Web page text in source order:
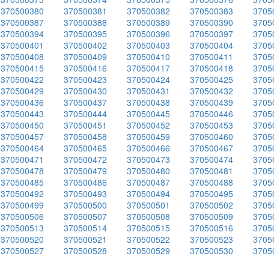
370500380 370500381 370500382 370500383
370500387 370500388 370500389 370500390
370500394 370500395 370500396 370500397
370500401 370500402 370500403 370500404
370500408 370500409 370500410 370500411
370500415 370500416 370500417 370500418
370500422 370500423 370500424 370500425
370500429 370500430 370500431 370500432
370500436 370500437 370500438 370500439
370500443 370500444 370500445 370500446
370500450 370500451 370500452 370500453
370500457 370500458 370500459 370500460
370500464 370500465 370500466 370500467
370500471 370500472 370500473 370500474
370500478 370500479 370500480 370500481
370500485 370500486 370500487 370500488
370500492 370500493 370500494 370500495
370500499 370500500 370500501 370500502
370500506 370500507 370500508 370500509
370500513 370500514 370500515 370500516
370500520 370500521 370500522 370500523
370500527 370500528 370500529 370500530